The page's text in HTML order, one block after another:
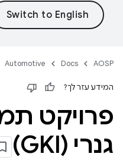
AOSP
Docs
Automotive
המידע עזר לך?
פרויקט
גנרי (GKI)